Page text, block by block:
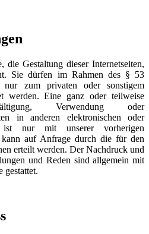
Gestaltung dieser Internetseiten,
Sie dürfen im Rahmen des § 53
nur zum privaten oder sonstigem
werden. Eine ganz oder teilweise
Verwendung oder
in anderen elektronischen oder
ist nur mit unserer vorherigen
kann auf Anfrage durch die für den
erteilt werden. Der Nachdruck und
und Reden sind allgemein mit
gestattet.